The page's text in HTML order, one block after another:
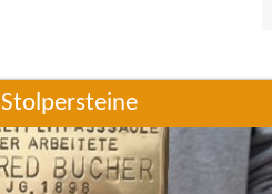
Stolpersteine